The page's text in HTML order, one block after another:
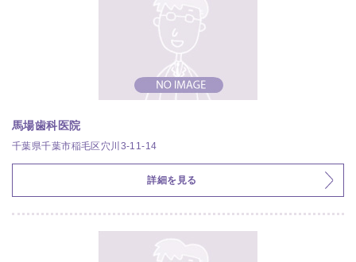
馬場歯科医院
千葉県千葉市稲毛区穴川3-11-14
詳細を見る